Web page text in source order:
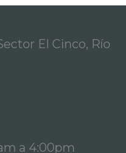
El Cinco, Río
a 4:00pm